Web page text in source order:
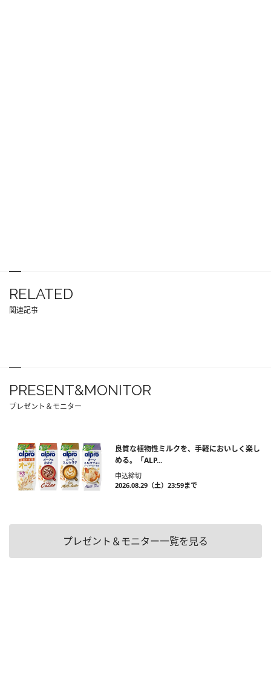
RELATED
関連記事
PRESENT&MONITOR
プレゼント＆モニター
良質な植物性ミルクを、手軽においしく楽し
める。「ALP...
申込締切
2026.08.29（土）23:59まで
プレゼント＆モニター一覧を見る